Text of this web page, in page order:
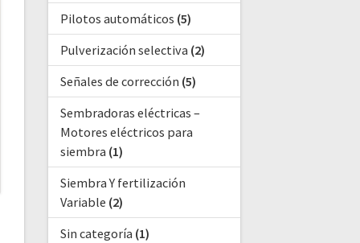
Pilotos automáticos (5)
Pulverización selectiva (2)
Señales de corrección (5)
Sembradoras eléctricas –
Motores eléctricos para
siembra (1)
Siembra Y fertilización
Variable (2)
Sin categoría (1)